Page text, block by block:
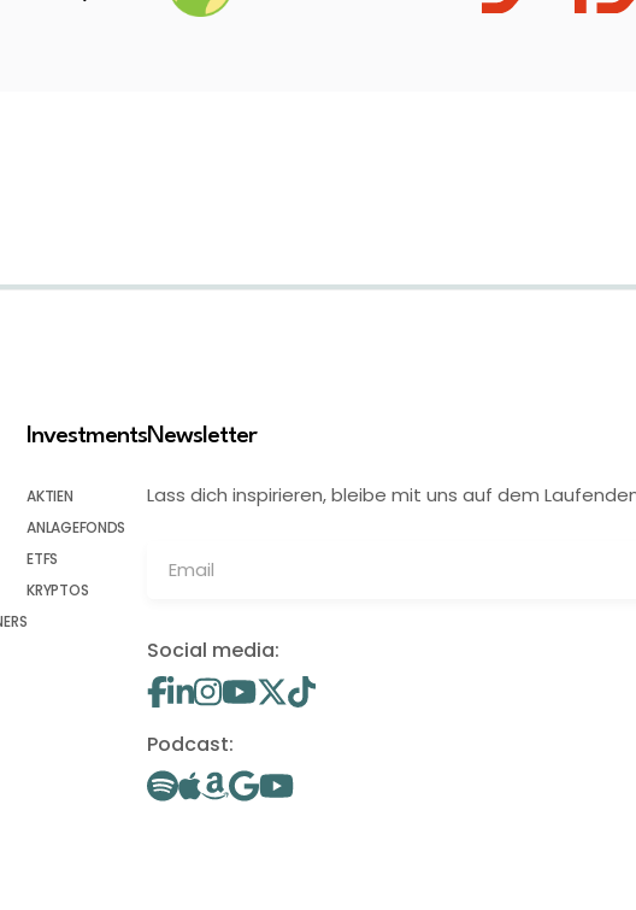
Investments
AKTIEN
ANLAGEFONDS
ETFS
KRYPTOS
Newsletter
Lass dich inspirieren, bleibe mit uns auf dem
Social media:
Podcast: